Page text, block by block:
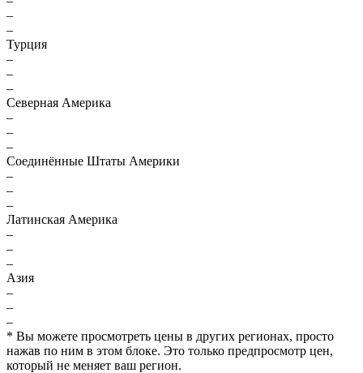
–
–
Турция
–
–
–
Северная Америка
–
–
–
Соединённые Штаты Америки
–
–
–
Латинская Америка
–
–
–
Азия
–
–
–
* Вы можете просмотреть цены в других регионах, просто
нажав по ним в этом блоке. Это только предпросмотр цен,
который не меняет ваш регион.